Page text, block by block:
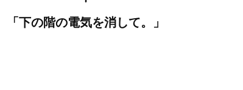
「下の階の電気を消して。」